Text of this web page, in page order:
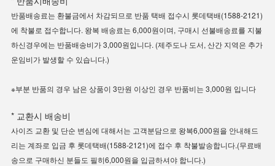
반품배송료는 환불금에서 차감되므로 반품 택배 접수시 롯데택배(1588-2121)
에 착불로 접수합니다. 왕복 배송료는 6,000원이며, 구매시 선불배송료를 지불
하신경우에는 반품배송비가 3,000원입니다. (제주도나 도서, 산간 지역은 추가
운임비가 발생할 수 있습니다.)
※부분 반품의 경우 남은 상품이 3만원 이상인 경우 반품비는 3,000원 입니다
* 교환시 배송비
사이즈 교환 및 단순 변심에 대해서는 고객분담으로 왕복6,000원을 안내해드
리는 계좌로 입금 후 롯데택배(1588-2121)에 접수 후 착불발송합니다.(무료배
송으로 구매하신 분들도 필히6,000원을 입금하셔야 합니다.)